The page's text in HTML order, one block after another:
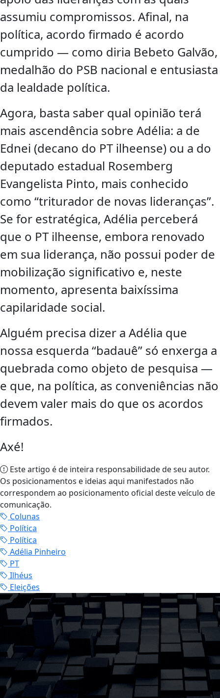
assumiu compromissos. Afinal, na
política, acordo firmado é acordo
cumprido — como diria Bebeto Galvão,
medalhão do PSB nacional e entusiasta
da lealdade política.
Agora, basta saber qual opinião terá
mais ascendência sobre Adélia: a de
Ednei (decano do PT ilheense) ou a do
deputado estadual Rosemberg
Evangelista Pinto, mais conhecido
como “triturador de novas lideranças”.
Se for estratégica, Adélia perceberá
que o PT ilheense, embora renovado
em sua liderança, não possui poder de
mobilização significativo e, neste
momento, apresenta baixíssima
capilaridade social.
Alguém precisa dizer a Adélia que
nossa esquerda “badauê” só enxerga a
quebrada como objeto de pesquisa —
e que, na política, as conveniências não
devem valer mais do que os acordos
firmados.
Axé!
Este artigo é de inteira responsabilidade de seu autor.
Os posicionamentos e ideias aqui manifestados não
correspondem ao posicionamento oficial deste veículo de
comunicação.
Colunas
Política
Política
Adélia Pinheiro
PT
Ilhéus
Eleições